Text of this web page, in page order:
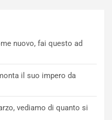
nuovo, fai questo ad
il suo impero da
vediamo di quanto si